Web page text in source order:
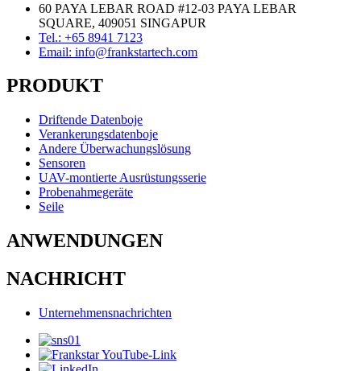
60 PAYA LEBAR ROAD #12-03 PAYA LEBAR
SQUARE, 409051 SINGAPUR
Tel.: +65 8941 7123
Email: info@frankstartech.com
PRODUKT
Driftende Datenboje
Verankerungsdatenboje
Andere Überwachungslösung
Sensoren
UAV-montierte Ausrüstungsserie
Probenahmegeräte
Seile
ANWENDUNGEN
NACHRICHT
Unternehmensnachrichten